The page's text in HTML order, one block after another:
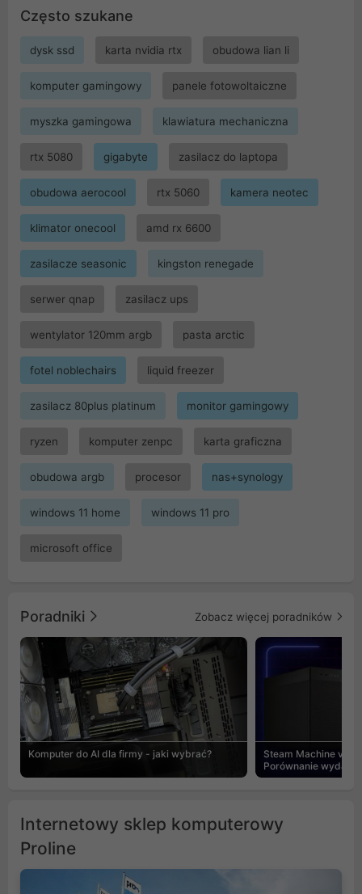
Często szukane
dysk ssd karta nvidia rtx obudowa lian li
komputer gamingowy panele fotowoltaiczne
myszka gamingowa klawiatura mechaniczna
rtx 5080 gigabyte zasilacz do laptopa
obudowa aerocool rtx 5060 kamera neotec
klimator onecool amd rx 6600
zasilacze seasonic kingston renegade
serwer qnap zasilacz ups
wentylator 120mm argb pasta arctic
fotel noblechairs liquid freezer
zasilacz 80plus platinum monitor gamingowy
ryzen komputer zenpc karta graficzna
obudowa argb procesor nas+synology
windows 11 home windows 11 pro
microsoft office
Poradniki Zobacz więcej poradników
Komputer do AI dla firmy - jaki wybrać?
Steam Machine vs
Porównanie
Internetowy sklep komputerowy
Proline